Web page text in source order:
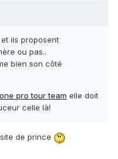
ils proposent
ou pas..
bien son côté
pro tour team elle doit
celle là!
de prince